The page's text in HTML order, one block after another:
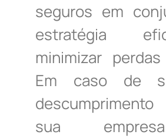
seguros em
estratégia
minimizar
Em caso de
sua